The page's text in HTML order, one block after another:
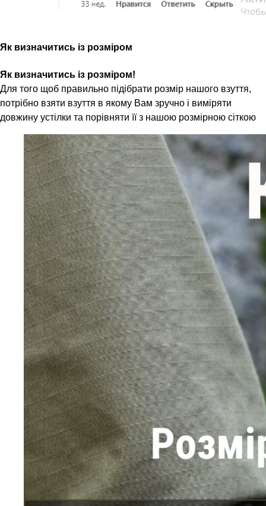
Як визначитись із розміром
Як визначитись із розміром!
Для того щоб правильно підібрати розмір нашого взуття,
потрібно взяти взуття в якому Вам зручно і виміряти
довжину устілки та порівняти її з нашою розмірною сіткою